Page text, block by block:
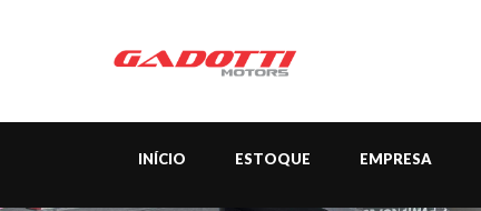
INÍCIO ESTOQUE EMPRESA